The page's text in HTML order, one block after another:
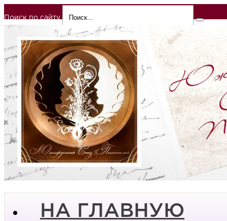
Поиск по сайту
НА ГЛАВНУЮ